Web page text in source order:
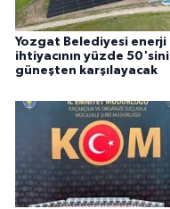
Yozgat Belediyesi enerji
ihtiyacının yüzde 50'sini
güneşten karşılayacak